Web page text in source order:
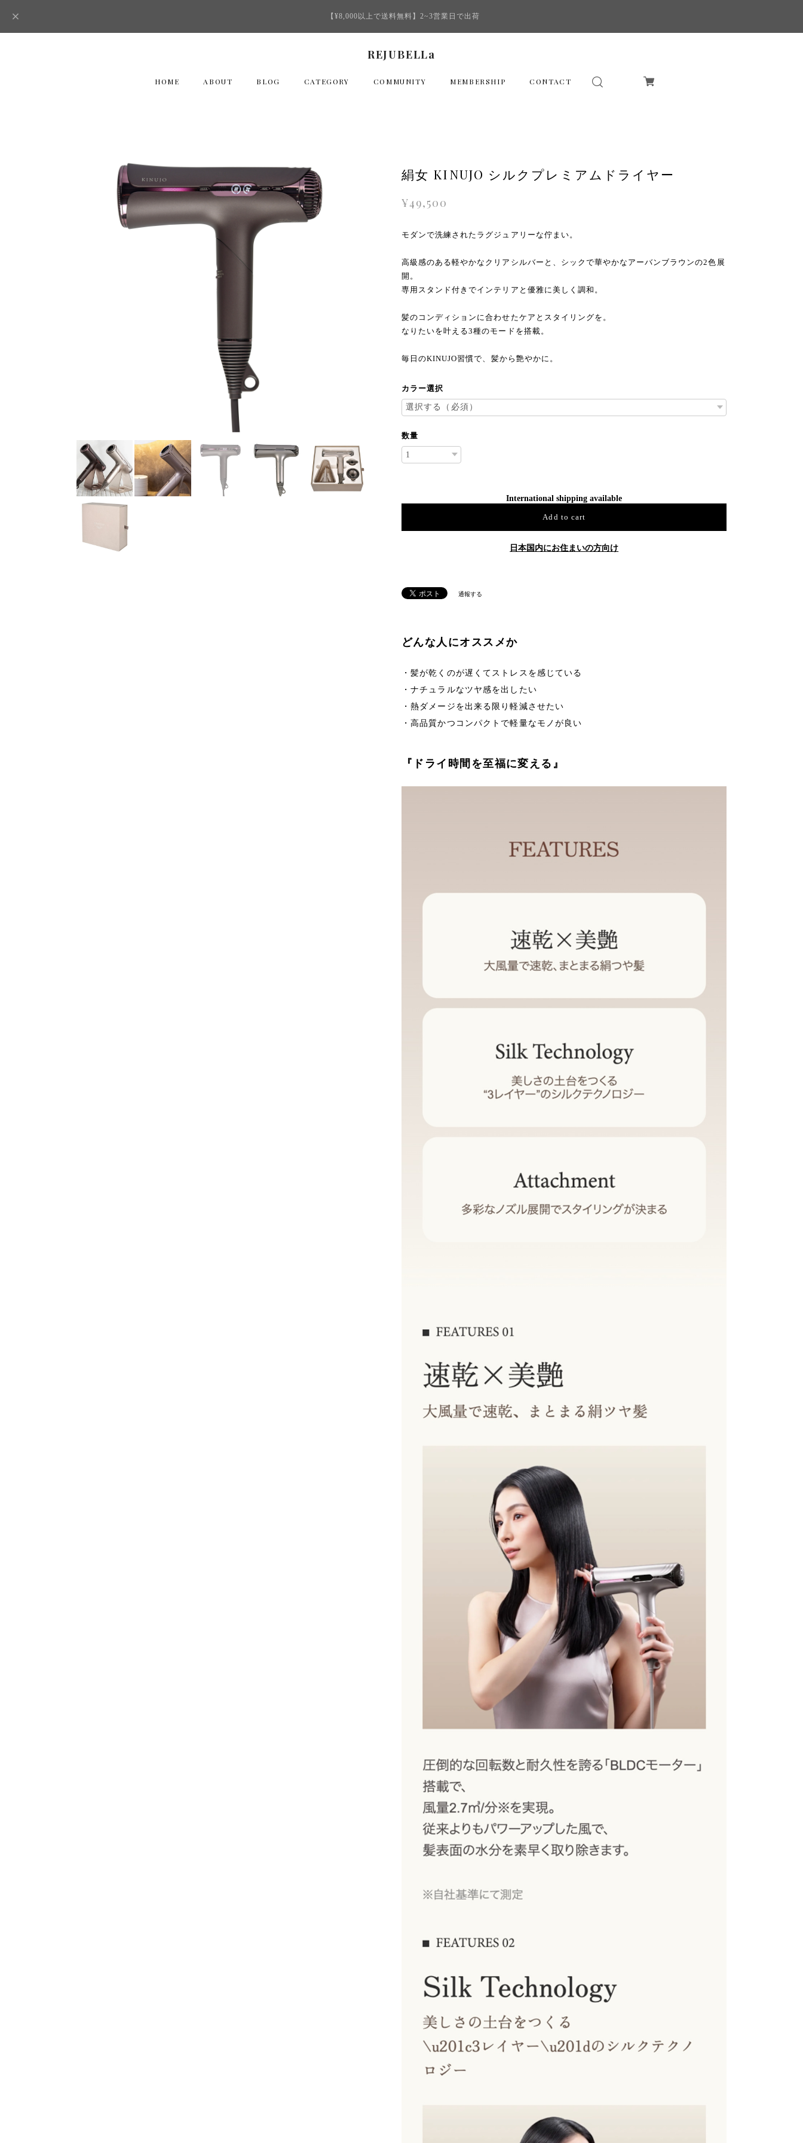
【¥8,000以上で送料無料】2~3営業日で出荷
REJUBELLa
HOME ABOUT BLOG CATEGORY COMMUNITY MEMBERSHIP CONTACT
絹女 KINUJO シルクプレミアムドライヤー
¥49,500
モダンで洗練されたラグジュアリーな佇まい。
高級感のある軽やかなクリアシルバーと、シックで華やかなアーバンブラウンの2色展
開。
専用スタンド付きでインテリアと優雅に美しく調和。
髪のコンディションに合わせたケアとスタイリングを。
なりたいを叶える3種のモードを搭載。
毎日のKINUJO習慣で、髪から艶やかに。
カラー選択
数量
International shipping available
Add to cart
日本国内にお住まいの方向け
通報する
どんな人にオススメか
・髪が乾くのが遅くてストレスを感じている
・ナチュラルなツヤ感を出したい
・熱ダメージを出来る限り軽減させたい
・高品質かつコンパクトで軽量なモノが良い
『ドライ時間を至福に変える』